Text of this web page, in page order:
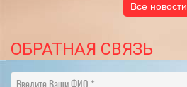
Все новости
ОБРАТНАЯ СВЯЗЬ
Введите Ваши ФИО